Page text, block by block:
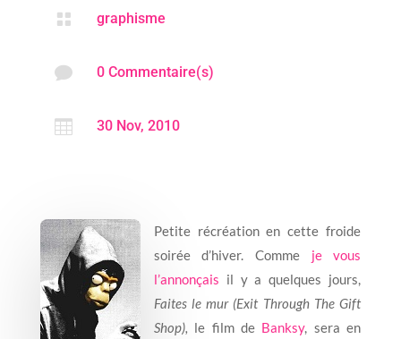
 graphisme
 0 Commentaire(s)
 30 Nov, 2010
Petite récréation en cette froide
soirée d’hiver. Comme je vous
l’annonçais il y a quelques jours,
Faites le mur (Exit Through The Gift
Shop),
le film de Banksy, sera en